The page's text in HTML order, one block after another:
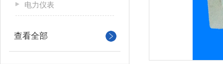
电力仪表
查看全部